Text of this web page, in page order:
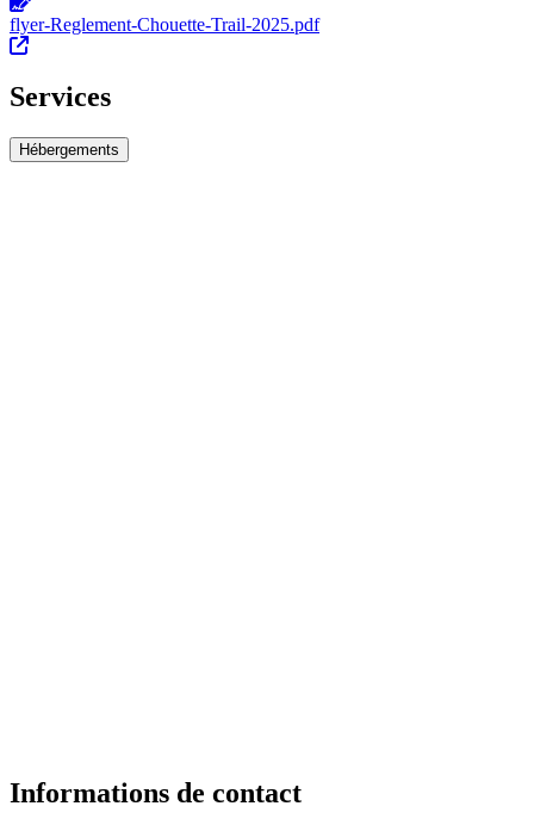
flyer-Reglement-Chouette-Trail-2025.pdf
Services
Hébergements
Informations de contact